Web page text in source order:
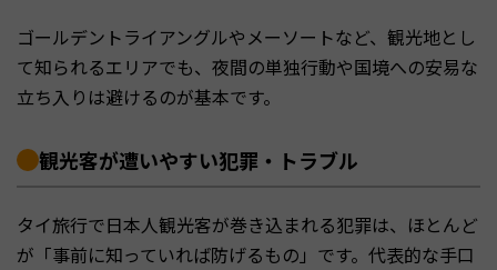
ゴールデントライアングルやメーソートなど、観光地とし
て知られるエリアでも、夜間の単独行動や国境への安易な
立ち入りは避けるのが基本です。
観光客が遭いやすい犯罪・トラブル
タイ旅行で日本人観光客が巻き込まれる犯罪は、ほとんど
が「事前に知っていれば防げるもの」です。代表的な手口